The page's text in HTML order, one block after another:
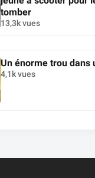
tomber
13,3k vues
Un énorme trou dans
4,1k vues